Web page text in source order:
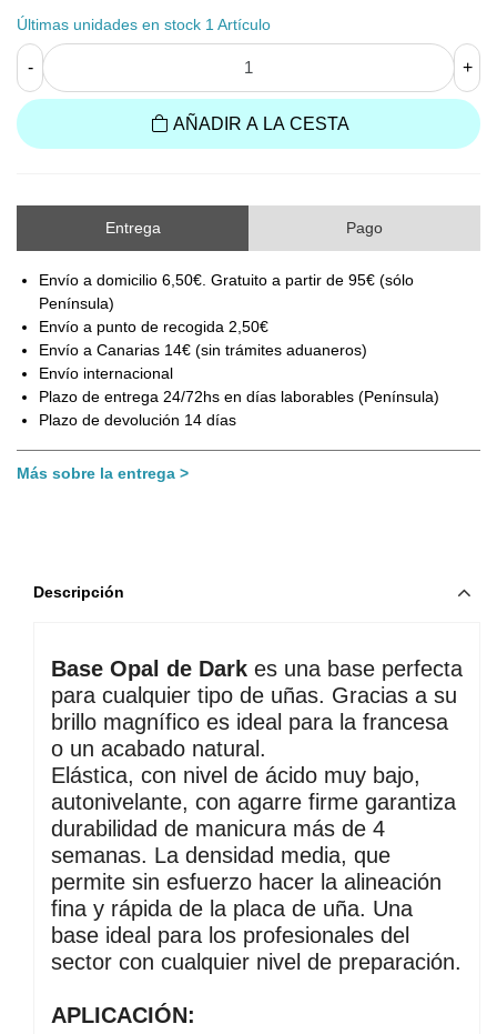
Últimas unidades en stock 1 Artículo
- +
AÑADIR A LA CESTA
Entrega Pago
Envío a domicilio 6,50€. Gratuito a partir de 95€ (sólo
Península)
Envío a punto de recogida 2,50€
Envío a Canarias 14€ (sin trámites aduaneros)
Envío internacional
Plazo de entrega 24/72hs en días laborables (Península)
Plazo de devolución 14 días
Más sobre la entrega
Descripción
Base Opal de Dark es una base perfecta
para cualquier tipo de uñas. Gracias a su
brillo magnífico es ideal para la francesa
o un acabado natural.
Elástica, con nivel de ácido muy bajo,
autonivelante, con agarre firme garantiza
durabilidad de manicura más de 4
semanas. La densidad media, que
permite sin esfuerzo hacer la alineación
fina y rápida de la placa de uña. Una
base ideal para los profesionales del
sector con cualquier nivel de preparación.
APLICACIÓN: